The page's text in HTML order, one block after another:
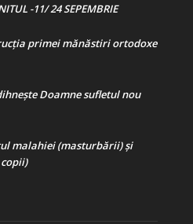
-11/ 24 SEPEMBRIE
primei mănăstiri ortodoxe
Doamne sufletul nou
malahiei (masturbării) şi